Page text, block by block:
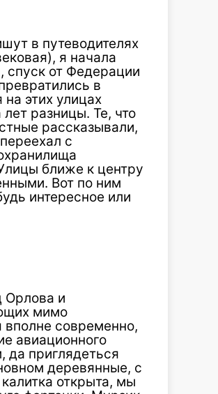
в путеводителях
я начала
спуск от Федерации
в
на этих улицах
разницы. Те, что
рассказывали,
с
ближе к центру
Вот по ним
интересное или
Орлова и
мимо
вполне современно,
авиационного
да приглядеться
деревянные, с
открыта, мы